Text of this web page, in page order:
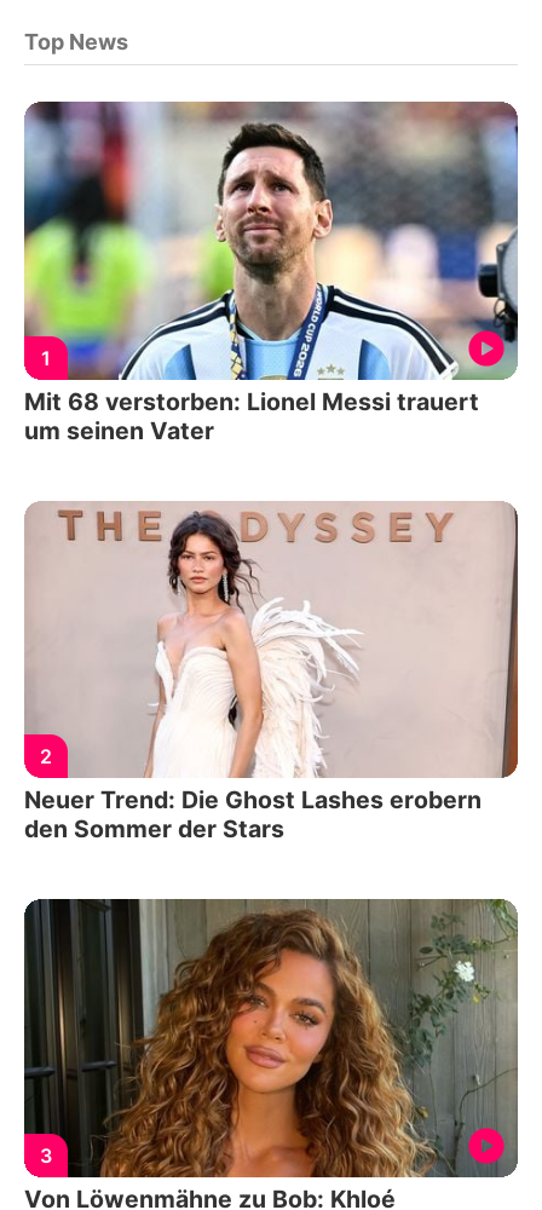
Top News
1
Mit 68 verstorben: Lionel Messi trauert
um seinen Vater
2
Neuer Trend: Die Ghost Lashes erobern
den Sommer der Stars
3
Von Löwenmähne zu Bob: Khloé